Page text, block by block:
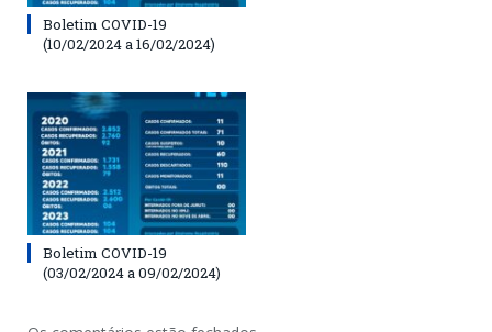
Boletim COVID-19
(10/02/2024 a 16/02/2024)
Boletim COVID-19
(03/02/2024 a 09/02/2024)